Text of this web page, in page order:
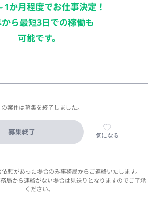
1か月程度でお仕事決定！
ら最短3日での稼働も
可能です。
の案件は募集を終了しました。
募集終了 気になる
頼があった場合のみ事務局からご連絡いたします。
局から連絡がない場合は見送りとなりますのでご了承
ください。